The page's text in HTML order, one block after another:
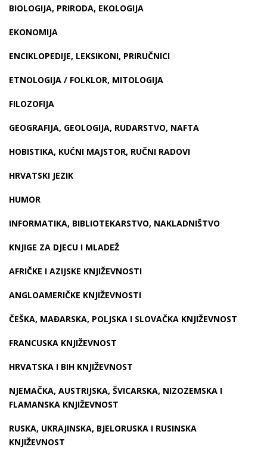
BIOLOGIJA, PRIRODA, EKOLOGIJA
EKONOMIJA
ENCIKLOPEDIJE, LEKSIKONI, PRIRUČNICI
ETNOLOGIJA / FOLKLOR, MITOLOGIJA
FILOZOFIJA
GEOGRAFIJA, GEOLOGIJA, RUDARSTVO, NAFTA
HOBISTIKA, KUĆNI MAJSTOR, RUČNI RADOVI
HRVATSKI JEZIK
HUMOR
INFORMATIKA, BIBLIOTEKARSTVO, NAKLADNIŠTVO
KNJIGE ZA DJECU I MLADEŽ
AFRIČKE I AZIJSKE KNJIŽEVNOSTI
ANGLOAMERIČKE KNJIŽEVNOSTI
ČEŠKA, MAĐARSKA, POLJSKA I SLOVAČKA KNJIŽEVNOST
FRANCUSKA KNJIŽEVNOST
HRVATSKA I BIH KNJIŽEVNOST
NJEMAČKA, AUSTRIJSKA, ŠVICARSKA, NIZOZEMSKA I
FLAMANSKA KNJIŽEVNOST
RUSKA, UKRAJINSKA, BJELORUSKA I RUSINSKA
KNJIŽEVNOST